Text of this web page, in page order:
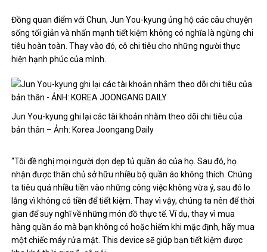
Đồng quan điểm với Chun, Jun You-kyung ủng hộ các câu chuyện
sống tối giản và nhấn mạnh tiết kiệm không có nghĩa là ngừng chi
tiêu hoàn toàn. Thay vào đó, cô chi tiêu cho những người thực
hiện hạnh phúc của mình.
Jun You-kyung ghi lại các tài khoản nhằm theo dõi chi tiêu của
bản thân – Ảnh: Korea Joongang Daily
“Tôi đề nghị mọi người dọn dẹp tủ quần áo của họ. Sau đó, họ
nhận được thân chủ sở hữu nhiều bộ quần áo không thích. Chúng
ta tiêu quá nhiều tiền vào những công việc không vừa ý, sau đó lo
lắng vì không có tiền để tiết kiệm. Thay vì vậy, chúng ta nên để thời
gian để suy nghĩ về những món đồ thực tế. Ví dụ, thay vì mua
hàng quần áo mà bạn không có hoặc hiếm khi mặc định, hãy mua
một chiếc máy rửa mặt. This device sẽ giúp bạn tiết kiệm được